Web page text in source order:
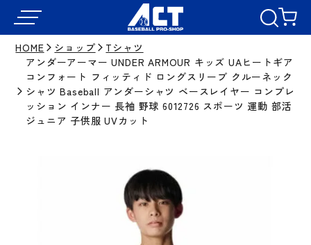
HOME ショップ
Tシャツ
アンダーアーマー UNDER ARMOUR キッズ UAヒートギア
コンフォート フィッティド ロングスリーブ クルーネック
シャツ Baseball アンダーシャツ ベースレイヤー コンプレ
ッション インナー 長袖 野球 6012726 スポーツ 運動 部活
ジュニア 子供服 UVカット